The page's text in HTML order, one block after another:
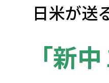
日米が送
「新